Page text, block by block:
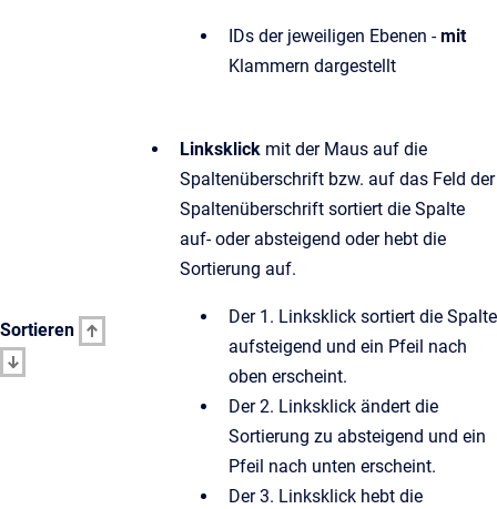
IDs der jeweiligen Ebenen -mit
Klammern dargestellt
Sortieren
Linksklick mit der Maus auf die
Spaltenüberschrift bzw. auf das Feld der
Spaltenüberschrift sortiert die Spalte
auf- oder absteigend oder hebt die
Sortierung auf.
Der 1. Linksklick sortiert die Spalte
aufsteigend und ein Pfeil nach
oben erscheint.
Der 2. Linksklick ändert die
Sortierung zu absteigend und ein
Pfeil nach unten erscheint.
Der 3. Linksklick hebt die